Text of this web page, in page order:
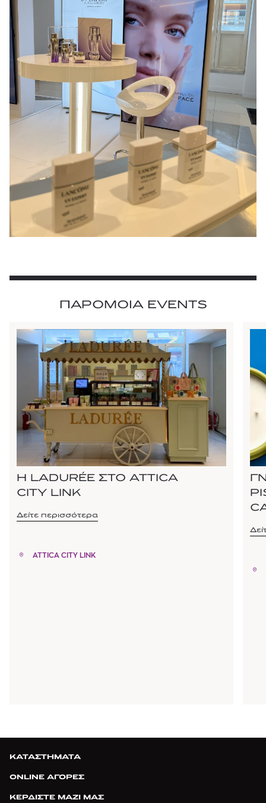
ΠΑΡΟΜΟΙΑ EVENTS
Η LADURÉE ΣΤΟ ATTICA
CITY LINK
Δείτε περισσότερα
ATTICA CITY LINK
ΚΑΤΑΣΤΗΜΑΤΑ
ONLINE ΑΓΟΡΕΣ
ΚΕΡΔΙΣΤΕ ΜΑΖΙ ΜΑΣ